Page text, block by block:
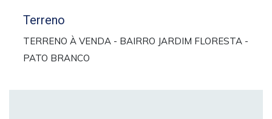
Terreno
TERRENO À VENDA - BAIRRO JARDIM FLORESTA -
PATO BRANCO